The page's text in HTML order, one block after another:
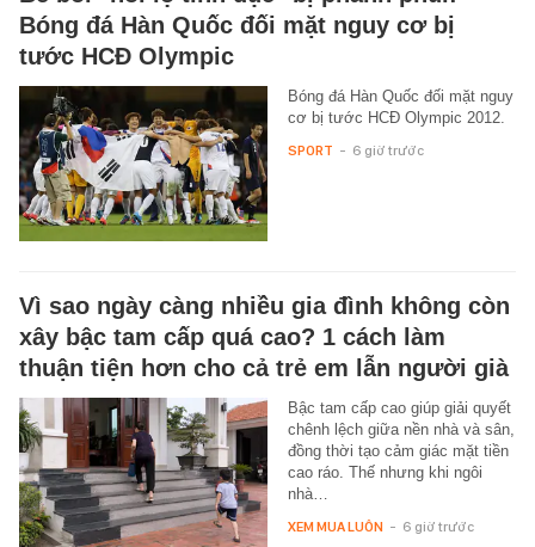
Bóng đá Hàn Quốc đối mặt nguy cơ bị
tước HCĐ Olympic
Bóng đá Hàn Quốc đối mặt nguy
cơ bị tước HCĐ Olympic 2012.
SPORT - 6 giờ trước
Vì sao ngày càng nhiều gia đình không còn
xây bậc tam cấp quá cao? 1 cách làm
thuận tiện hơn cho cả trẻ em lẫn người già
Bậc tam cấp cao giúp giải quyết
chênh lệch giữa nền nhà và sân,
đồng thời tạo cảm giác mặt tiền
cao ráo. Thế nhưng khi ngôi
nhà…
XEM MUA LUÔN - 6 giờ trước